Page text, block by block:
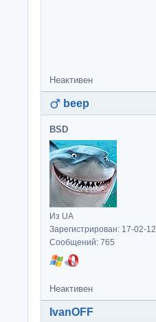
Неактивен
beep
BSD
Из UA
Зарегистрирован: 17-02-12
Сообщений: 765
Неактивен
IvanOFF